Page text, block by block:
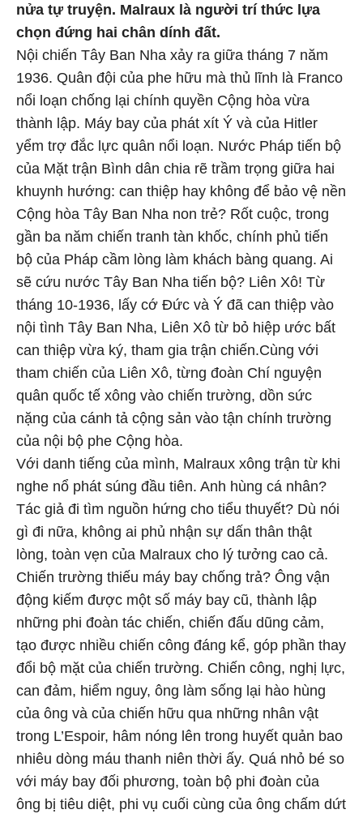
nửa tự truyện. Malraux là người trí thức lựa
chọn đứng hai chân dính đất.
Nội chiến Tây Ban Nha xảy ra giữa tháng 7 năm
1936. Quân đội của phe hữu mà thủ lĩnh là Franco
nổi loạn chống lại chính quyền Cộng hòa vừa
thành lập. Máy bay của phát xít Ý và của Hitler
yểm trợ đắc lực quân nổi loạn. Nước Pháp tiến bộ
của Mặt trận Bình dân chia rẽ trầm trọng giữa hai
khuynh hướng: can thiệp hay không để bảo vệ nền
Cộng hòa Tây Ban Nha non trẻ? Rốt cuộc, trong
gần ba năm chiến tranh tàn khốc, chính phủ tiến
bộ của Pháp cầm lòng làm khách bàng quang. Ai
sẽ cứu nước Tây Ban Nha tiến bộ? Liên Xô! Từ
tháng 10-1936, lấy cớ Đức và Ý đã can thiệp vào
nội tình Tây Ban Nha, Liên Xô từ bỏ hiệp ước bất
can thiệp vừa ký, tham gia trận chiến.Cùng với
tham chiến của Liên Xô, từng đoàn Chí nguyện
quân quốc tế xông vào chiến trường, dồn sức
nặng của cánh tả cộng sản vào tận chính trường
của nội bộ phe Cộng hòa.
Với danh tiếng của mình, Malraux xông trận từ khi
nghe nổ phát súng đầu tiên. Anh hùng cá nhân?
Tác giả đi tìm nguồn hứng cho tiểu thuyết? Dù nói
gì đi nữa, không ai phủ nhận sự dấn thân thật
lòng, toàn vẹn của Malraux cho lý tưởng cao cả.
Chiến trường thiếu máy bay chống trả? Ông vận
động kiếm được một số máy bay cũ, thành lập
những phi đoàn tác chiến, chiến đấu dũng cảm,
tạo được nhiều chiến công đáng kể, góp phần thay
đổi bộ mặt của chiến trường. Chiến công, nghị lực,
can đảm, hiểm nguy, ông làm sống lại hào hùng
của ông và của chiến hữu qua những nhân vật
trong L’Espoir, hâm nóng lên trong huyết quản bao
nhiêu dòng máu thanh niên thời ấy. Quá nhỏ bé so
với máy bay đối phương, toàn bộ phi đoàn của
ông bị tiêu diệt, phi vụ cuối cùng của ông chấm dứt